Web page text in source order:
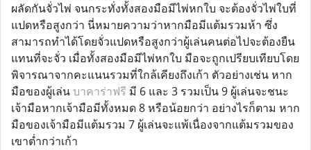
ผลัดกันจั่วไพ่ จนกระทั่งทั้งสองมือมีไพ่หกใบ จะต้องจั่วไพ่ใบที่
แปดหรือสูงกว่า นี่หมายความว่าหากมือมีแต้มรวมห้า ซึ่ง
สามารถทำได้โดยจั่วแปดหรือสูงกว่าผู้เล่นคนต่อไปจะต้องยืน
แทนที่จะจั่ว เมื่อทั้งสองมือมีไพ่หกใบ มือจะถูกเปรียบเทียบโดย
พิจารณาจากคะแนนรวมที่ใกล้เคียงถึงเก้า ตัวอย่างเช่น หาก
มือของผู้เล่นบาคาร่าฟรี มี 6 และ 3 รวมเป็น 9 ผู้เล่นจะชนะ
เจ้ามือหากเจ้ามือมีทั้งหมด 8 หรือน้อยกว่า อย่างไรก็ตาม หาก
มือของเจ้ามือมีแต้มรวม 7 ผู้เล่นจะแพ้เนื่องจากแต้มรวมของ
เขาต่ำกว่าเก้า